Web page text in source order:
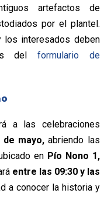
artefactos de
por el plantel.
los interesados deben
del formulario de
a las celebraciones
de mayo, abriendo las
en Pío Nono 1,
entre las 09:30 y las
a conocer la historia y